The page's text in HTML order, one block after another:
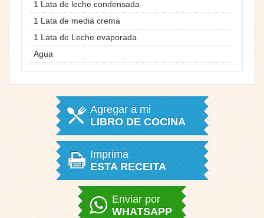
1 Lata de leche condensada
1 Lata de media crema
1 Lata de Leche evaporada
Agua
Agregar a mi
LIBRO DE COCINA
Imprima
ESTA RECEITA
Enviar por
WHATSAPP